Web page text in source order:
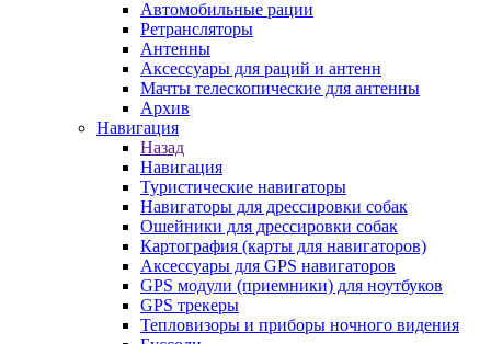
Автомобильные рации
Ретрансляторы
Антенны
Аксессуары для раций и антенн
Мачты телескопические для антенны
Архив
Навигация
Назад
Навигация
Туристические навигаторы
Навигаторы для дрессировки собак
Ошейники для дрессировки собак
Картография (карты для навигаторов)
Аксессуары для GPS навигаторов
GPS модули (приемники) для ноутбуков
GPS трекеры
Тепловизоры и приборы ночного видения